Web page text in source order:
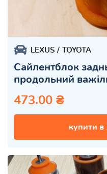
LEXUS TOYOTA
Сайлентблок
продольний
473.00 ₴
купити в